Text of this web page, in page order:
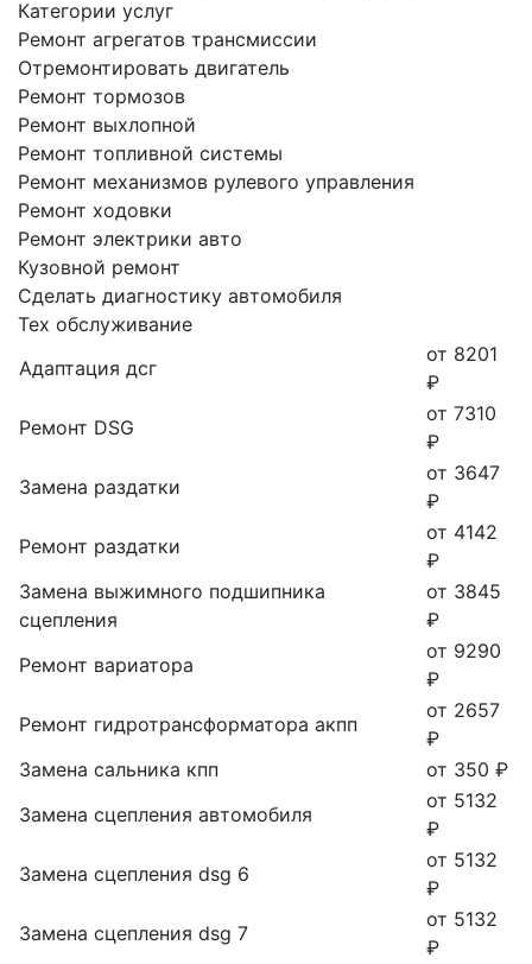
Категории услуг
Ремонт агрегатов трансмиссии
Отремонтировать двигатель
Ремонт тормозов
Ремонт выхлопной
Ремонт топливной системы
Ремонт механизмов рулевого управления
Ремонт ходовки
Ремонт электрики авто
Кузовной ремонт
Сделать диагностику автомобиля
Тех обслуживание
Адаптация дсг
от 8201
₽
Ремонт DSG
от 7310
₽
Замена раздатки
от 3647
₽
Ремонт раздатки
от 4142
₽
Замена выжимного подшипника
сцепления
от 3845
₽
Ремонт вариатора
от 9290
₽
Ремонт гидротрансформатора акпп
от 2657
₽
Замена сальника кпп
от 350 ₽
Замена сцепления автомобиля
от 5132
₽
Замена сцепления dsg 6
от 5132
₽
Замена сцепления dsg 7
от 5132
₽